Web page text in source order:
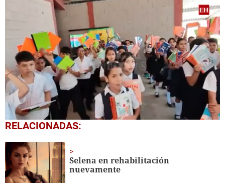
0
seconds
1
minute,
56
seconds
RELACIONADAS:
Selena en rehabilitación
nuevamente